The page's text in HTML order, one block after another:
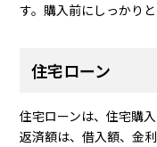
す。購入前にしっかり
住宅ローン
住宅ローンは、住宅購
返済額は、借入額、金